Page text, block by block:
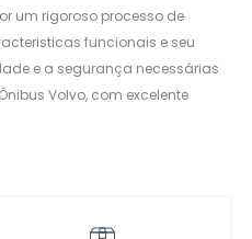
um rigoroso processo de
funcionais e seu
e a segurança necessárias
Volvo, com excelente